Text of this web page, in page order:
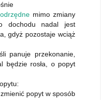
mimo zmiany
dochodu nadal jest
gdyż pozostaje wciąż
panuje przekonanie,
będzie rosła, o popyt
popyt w sposób